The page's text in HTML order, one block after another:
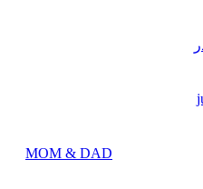
MOM & DAD